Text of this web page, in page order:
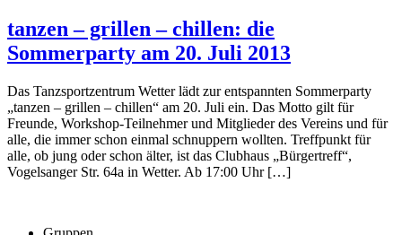
tanzen – grillen – chillen: die
Sommerparty am 20. Juli 2013
Das Tanzsportzentrum Wetter lädt zur entspannten Sommerparty
„tanzen – grillen – chillen“ am 20. Juli ein. Das Motto gilt für
Freunde, Workshop-Teilnehmer und Mitglieder des Vereins und für
alle, die immer schon einmal schnuppern wollten. Treffpunkt für
alle, ob jung oder schon älter, ist das Clubhaus „Bürgertreff“,
Vogelsanger Str. 64a in Wetter. Ab 17:00 Uhr […]